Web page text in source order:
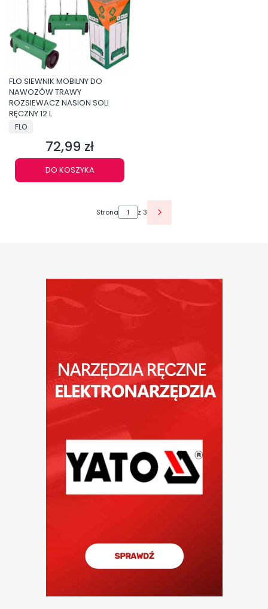
FLO SIEWNIK MOBILNY DO
NAWOZÓW TRAWY
ROZSIEWACZ NASION SOLI
RĘCZNY 12 L
PRODUCENT
FLO
Cena
72,99 zł
DO KOSZYKA
Strona z 3